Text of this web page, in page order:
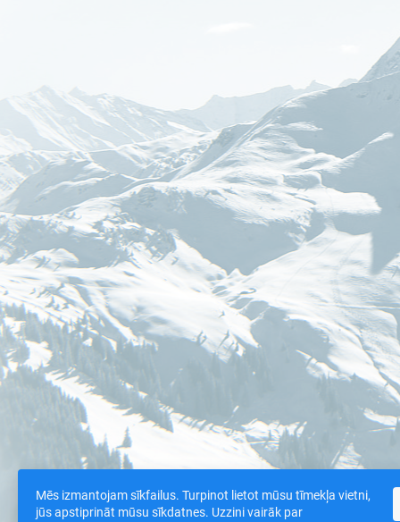
Mēs izmantojam sīkfailus. Turpinot lietot mūsu tīmekļa vietni,
jūs apstiprināt mūsu sīkdatnes. Uzzini vairāk par